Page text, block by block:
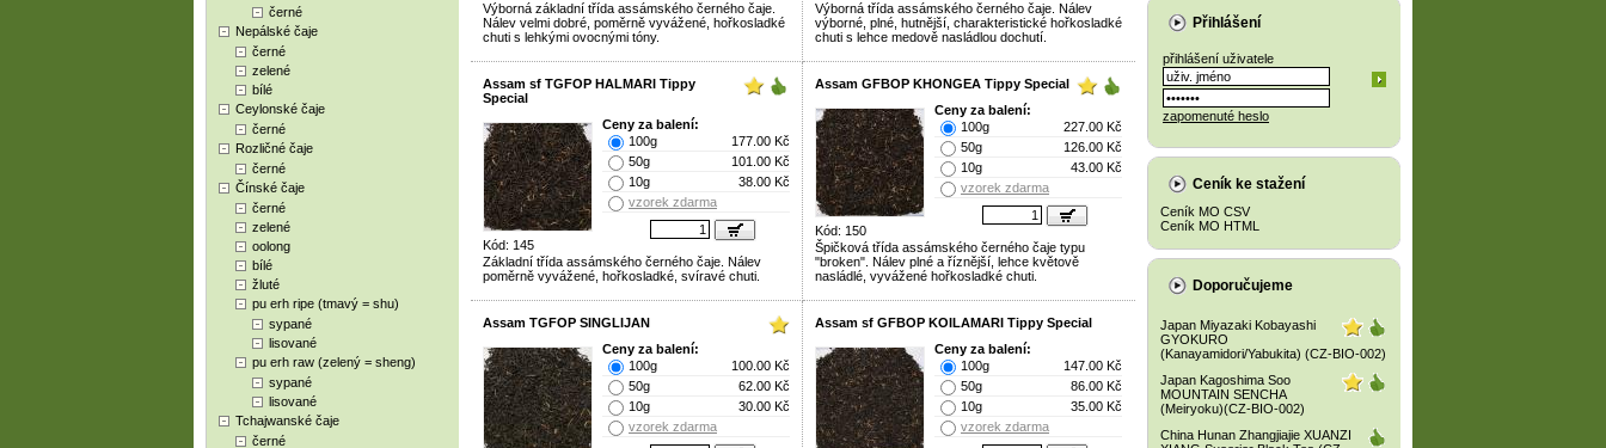
černé
Nepálské čaje
černé
zelené
bílé
Ceylonské čaje
černé
Rozličné čaje
černé
Čínské čaje
černé
zelené
oolong
bílé
žluté
pu erh ripe (tmavý = shu)
sypané
lisované
pu erh raw (zelený = sheng)
sypané
lisované
Tchajwanské čaje
černé
Výborná základní třída assámského černého čaje.
Nálev velmi dobré, poměrně vyvážené, hořkosladké
chuti s lehkými ovocnými tóny.
Výborná třída assámského černého čaje. Nálev
výborné, plné, hutnější, charakteristické hořkosladké
chuti s lehce medově nasládlou dochutí.
Assam sf TGFOP HALMARI Tippy
Special
Kód: 145
Ceny za balení:
100g
177.00 Kč
50g
101.00 Kč
10g
38.00 Kč
vzorek zdarma
Základní třída assámského černého čaje. Nálev
poměrně vyvážené, hořkosladké, svíravé chuti.
Assam GFBOP KHONGEA Tippy Special
Kód: 150
Ceny za balení:
100g
227.00 Kč
50g
126.00 Kč
10g
43.00 Kč
vzorek zdarma
Špičková třída assámského černého čaje typu
"broken". Nálev plné a říznější, lehce květově
nasládlé, vyvážené hořkosladké chuti.
Assam TGFOP SINGLIJAN
Ceny za balení:
100g
100.00 Kč
50g
62.00 Kč
10g
30.00 Kč
vzorek zdarma
Assam sf GFBOP KOILAMARI Tippy Special
Ceny za balení:
100g
147.00 Kč
50g
86.00 Kč
10g
35.00 Kč
vzorek zdarma
Přihlášení
přihlášení uživatele
zapomenuté heslo
Ceník ke stažení
Ceník MO CSV
Ceník MO HTML
Doporučujeme
Japan Miyazaki Kobayashi
GYOKURO
(Kanayamidori/Yabukita) (CZ-BIO-002)
Japan Kagoshima Soo
MOUNTAIN SENCHA
(Meiryoku)(CZ-BIO-002)
China Hunan Zhangjiajie XUANZI